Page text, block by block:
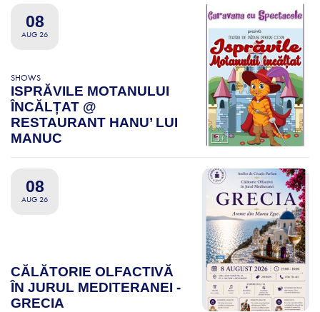
08
AUG 26
SHOWS
ISPRĂVILE MOTANULUI
ÎNCĂLȚAT @
RESTAURANT HANU’ LUI
MANUC
08
AUG 26
CĂLĂTORIE OLFACTIVĂ
ÎN JURUL MEDITERANEI -
GRECIA